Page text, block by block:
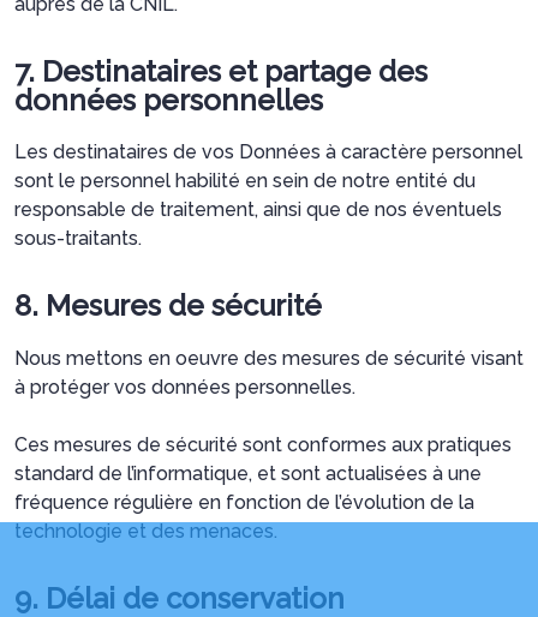
7. Destinataires et partage des
données personnelles
Les destinataires de vos Données à caractère personnel
sont le personnel habilité en sein de notre entité du
responsable de traitement, ainsi que de nos éventuels
sous-traitants.
8. Mesures de sécurité
Nous mettons en oeuvre des mesures de sécurité visant
à protéger vos données personnelles.
Ces mesures de sécurité sont conformes aux pratiques
standard de l’informatique, et sont actualisées à une
fréquence régulière en fonction de l’évolution de la
technologie et des menaces.
9. Délai de conservation